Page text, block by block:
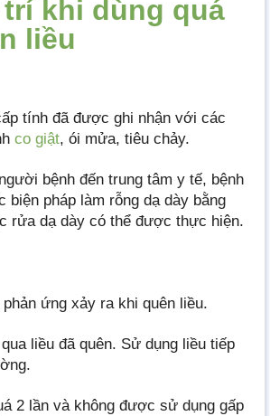
khi dùng quá
liều
tính đã được ghi nhận với các
co giật, ói mửa, tiêu chảy.
bệnh đến trung tâm y tế, bệnh
biện pháp làm rỗng dạ dày bằng
rửa dạ dày có thể được thực hiện.
ứng xảy ra khi quên liều.
liều đã quên. Sử dụng liều tiếp
2 lần và không được sử dụng gấp